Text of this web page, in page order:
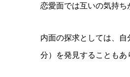
恋愛面では互いの気持ち
内面の探求としては、
分）を発見することもあ